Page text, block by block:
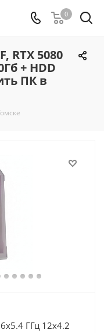
0
RTX 5080
+ HDD
ПК в
ГГц 12x4.2